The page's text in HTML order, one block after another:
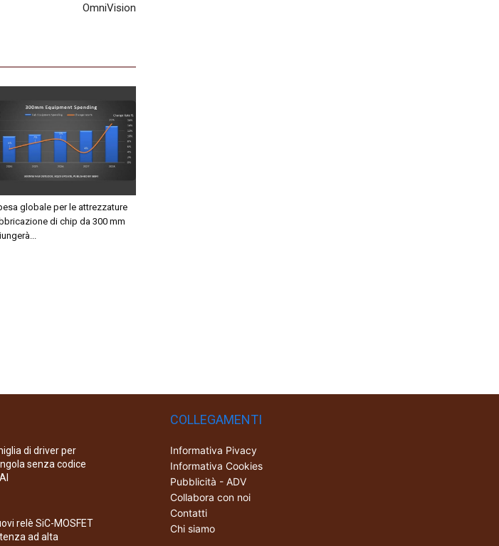
OmniVision
globale per le attrezzature
di chip da 300 mm
di driver per
senza codice
relè SiC-MOSFET
ad alta
COLLEGAMENTI
Informativa Pivacy
Informativa Cookies
Pubblicità - ADV
Collabora con noi
Contatti
Chi siamo